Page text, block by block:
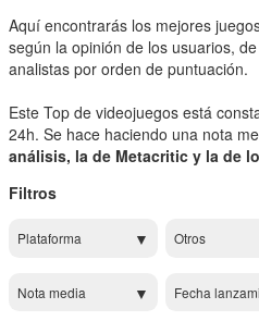
Aquí encontrarás los mejores
según la opinión de los usuarios,
analistas por orden de puntuación.
Este Top de videojuegos está
24h. Se hace haciendo una nota
análisis, la de Metacritic y la de
Filtros
Plataforma Otros
Nota media Fecha